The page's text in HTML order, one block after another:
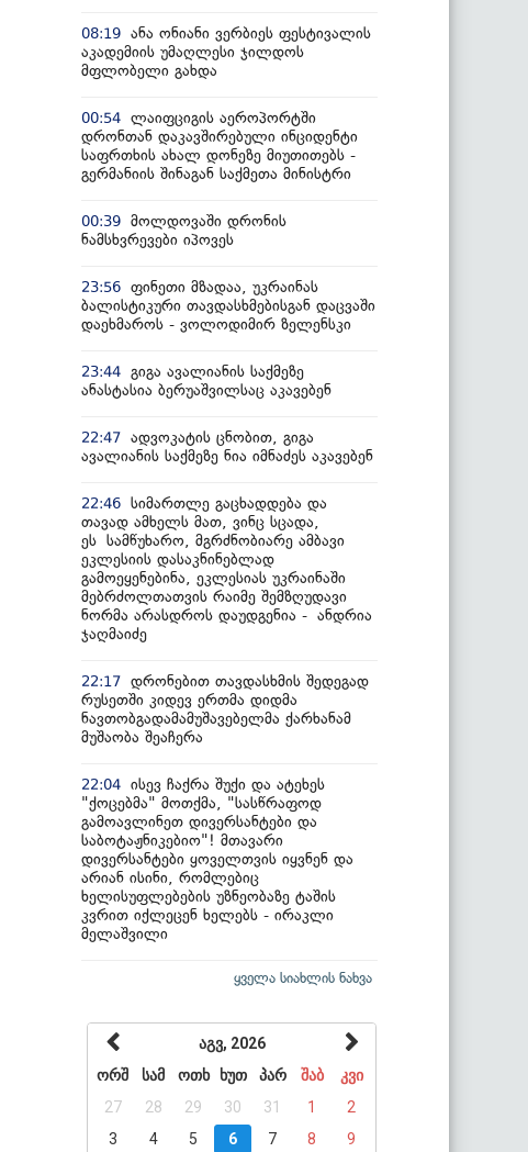
08:19 ანა ონიანი ვერბიეს ფესტივალის
აკადემიის უმაღლესი ჯილდოს
მფლობელი გახდა
00:54 ლაიფციგის აეროპორტში
დრონთან დაკავშირებული ინციდენტი
საფრთხის ახალ დონეზე მიუთითებს -
გერმანიის შინაგან საქმეთა მინისტრი
00:39 მოლდოვაში დრონის
ნამსხვრევები იპოვეს
23:56 ფინეთი მზადაა, უკრაინას
ბალისტიკური თავდასხმებისგან დაცვაში
დაეხმაროს - ვოლოდიმირ ზელენსკი
23:44 გიგა ავალიანის საქმეზე
ანასტასია ბერუაშვილსაც აკავებენ
22:47 ადვოკატის ცნობით, გიგა
ავალიანის საქმეზე ნია იმნაძეს აკავებენ
22:46 სიმართლე გაცხადდება და
თავად ამხელს მათ, ვინც სცადა,
ეს სამწუხარო, მგრძნობიარე ამბავი
ეკლესიის დასაკნინებლად
გამოეყენებინა, ეკლესიას უკრაინაში
მებრძოლთათვის რაიმე შემზღუდავი
ნორმა არასდროს დაუდგენია - ანდრია
ჯაღმაიძე
22:17 დრონებით თავდასხმის შედეგად
რუსეთში კიდევ ერთმა დიდმა
ნავთობგადამამუშავებელმა ქარხანამ
მუშაობა შეაჩერა
22:04 ისევ ჩაქრა შუქი და ატეხეს
"ქოცებმა" მოთქმა, "სასწრაფოდ
გამოავლინეთ დივერსანტები და
საბოტაჟნიკებიო"! მთავარი
დივერსანტები ყოველთვის იყვნენ და
არიან ისინი, რომლებიც
ხელისუფლებების უზნეობაზე ტაშის
კვრით იქლეცენ ხელებს - ირაკლი
მელაშვილი
ყველა სიახლის ნახვა
აგვ, 2026
ორშ
სამ ოთხ ხუთ პარ შაბ
კვი
27
28 29 30 31 1
2
3
4 5 6 7 8
9